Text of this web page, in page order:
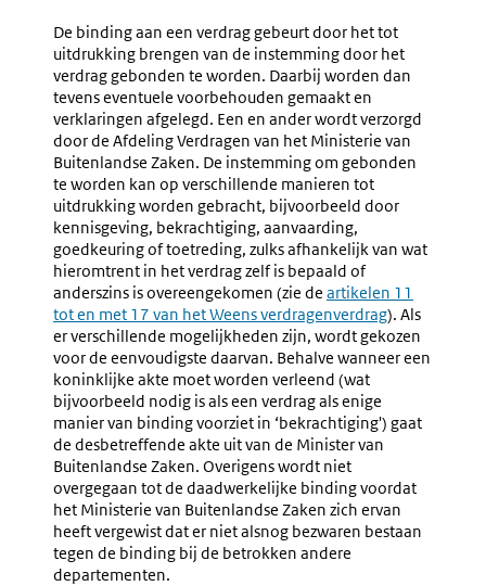
De binding aan een verdrag gebeurt door het tot
uitdrukking brengen van de instemming door het
verdrag gebonden te worden. Daarbij worden dan
tevens eventuele voorbehouden gemaakt en
verklaringen afgelegd. Een en ander wordt verzorgd
door de Afdeling Verdragen van het Ministerie van
Buitenlandse Zaken. De instemming om gebonden
te worden kan op verschillende manieren tot
uitdrukking worden gebracht, bijvoorbeeld door
kennisgeving, bekrachtiging, aanvaarding,
goedkeuring of toetreding, zulks afhankelijk van wat
hieromtrent in het verdrag zelf is bepaald of
anderszins is overeengekomen (zie de Externe
link:
artikelen 11
tot en met 17 van het Weens verdragenverdrag). Als
er verschillende mogelijkheden zijn, wordt gekozen
voor de eenvoudigste daarvan. Behalve wanneer een
koninklijke akte moet worden verleend (wat
bijvoorbeeld nodig is als een verdrag als enige
manier van binding voorziet in ‘bekrachtiging') gaat
de desbetreffende akte uit van de Minister van
Buitenlandse Zaken. Overigens wordt niet
overgegaan tot de daadwerkelijke binding voordat
het Ministerie van Buitenlandse Zaken zich ervan
heeft vergewist dat er niet alsnog bezwaren bestaan
tegen de binding bij de betrokken andere
departementen.